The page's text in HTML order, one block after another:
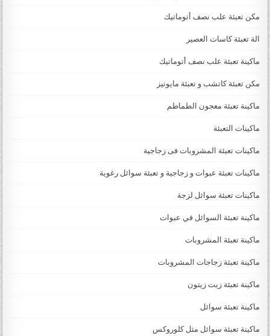
مكن تعبئة علب نصف أتوماتيك
الة تعبئة كاسات العصير
ماكينة تعبئة علب نصف أتوماتيك
مكن تعبئة كاتشب و تعبئة مايونيز
ماكينة تعبئة معجون الطماطم
ماكينات التعبئة
ماكينات تعبئة المشروبات فى زجاجية
ماكينات تعبئة عبوات و زجاجية و تعبئة سوائل رغوية
ماكينات تعبئة سوائل لزجة
‏‏‏ماكينة تعبئة السوائل في عبوات
ماكينة تعبئة المشروبات
ماكينة تعبئة زجاجات المشروبات
ماكينة تعبئة زيت زيتون
ماكينة تعبئة سوائل
ماكينة تعبئة سوائل مثل كلوروكس